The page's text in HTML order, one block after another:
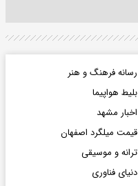
رسانه فرهنگ و هنر
بلیط هواپیما
اخبار مشهد
قیمت میلگرد اصفهان
ترانه و موسیقی
دنیای فناوری